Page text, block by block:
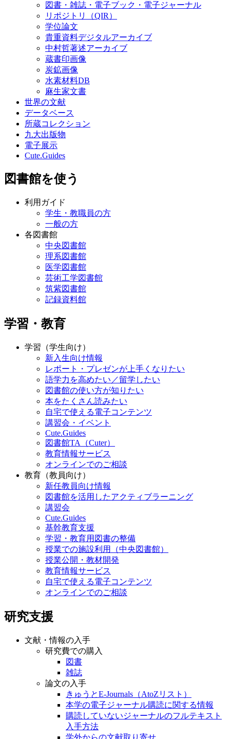
図書・雑誌・電子ブック・電子ジャーナル
リポジトリ（QIR）
学位論文
貴重資料デジタルアーカイブ
中村哲著述アーカイブ
蔵書印画像
炭鉱画像
水素材料DB
麻生家文書
世界の文献
データベース
所蔵コレクション
九大出版物
電子展示
Cute.Guides
図書館を使う
利用ガイド
学生・教職員の方
一般の方
各図書館
中央図書館
理系図書館
医学図書館
芸術工学図書館
筑紫図書館
記録資料館
学習・教育
学習（学生向け）
新入生向け情報
レポート・プレゼンが上手くなりたい
語学力を高めたい／留学したい
図書館の使い方が知りたい
本をたくさん読みたい
自宅で使える電子コンテンツ
講習会・イベント
Cute.Guides
図書館TA（Cuter）
教育情報サービス
オンラインでのご相談
教育（教員向け）
新任教員向け情報
図書館を活用したアクティブラーニング
講習会
Cute.Guides
基幹教育支援
学習・教育用図書の整備
授業での施設利用（中央図書館）
授業公開・教材開発
教育情報サービス
自宅で使える電子コンテンツ
オンラインでのご相談
研究支援
文献・情報の入手
研究費での購入
図書
雑誌
論文の入手
きゅうとE-Journals（AtoZリスト）
本学の電子ジャーナル購読に関する情報
購読していないジャーナルのフルテキスト
入手方法
学外からの文献取り寄せ